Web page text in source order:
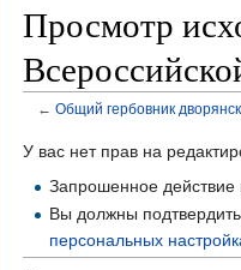
Просмотр
← Общий гербовник
У вас нет прав на
Запрошенное действие
Вы должны
персональных